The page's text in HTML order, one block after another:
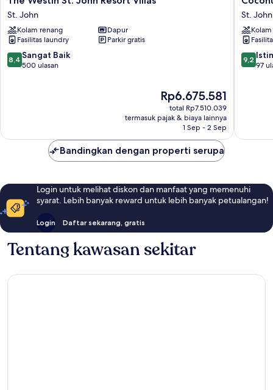
Westin
St.
John
Resort
Villas
St.
St. John
Kolam renang
Dapur
Fasilitas laundry
Parkir gratis
8.4
dari
8,4 Sangat Baik
500 ulasan
Harga
sekarang
Rp6.675.581
Rp6.675.581
total Rp7.510.039
termasuk pajak & biaya lainnya
1 Sep - 2 Sep
Coast
Villas
St.
John
St. John
9.2
dari
9,2
97
Bandingkan dengan properti serupa
Login untuk melihat diskon dan manfaat yang memenuhi
syarat. Lebih banyak reward untuk lebih banyak petualangan!
Login Daftar sekarang, gratis
Tentang kawasan sekitar